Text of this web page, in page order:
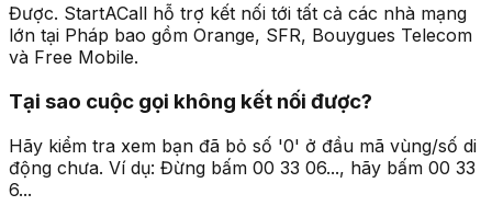
Được. StartACall hỗ trợ kết nối tới tất cả các nhà mạng
lớn tại Pháp bao gồm Orange, SFR, Bouygues Telecom
và Free Mobile.
Tại sao cuộc gọi không kết nối được?
Hãy kiểm tra xem bạn đã bỏ số '0' ở đầu mã vùng/số di
động chưa. Ví dụ: Đừng bấm 00 33 06..., hãy bấm 00 33
6...